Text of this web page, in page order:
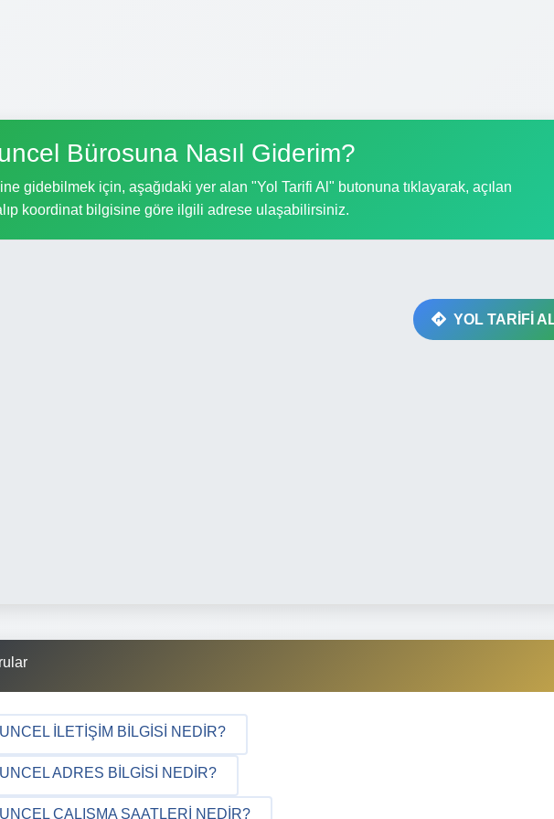
Bürosuna Nasıl Giderim?
gidebilmek için, aşağıdaki yer alan "Yol Tarifi Al" butonuna tıklayarak, açılan
koordinat bilgisine göre ilgili adrese ulaşabilirsiniz.
YOL TARİFİ
İLETIŞIM BILGISI NEDIR?
ADRES BILGISI NEDIR?
ÇALIŞMA SAATLERI NEDIR?